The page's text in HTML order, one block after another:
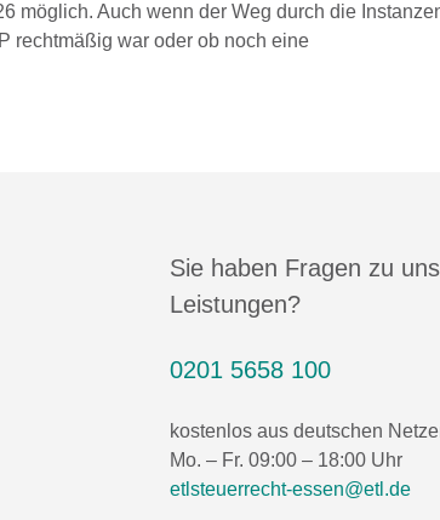
möglich. Auch wenn der Weg durch die
rechtmäßig war oder ob noch eine
Sie haben Fragen zu
Leistungen?
0201 5658 100
kostenlos aus deutschen
Mo. – Fr. 09:00 – 18:00 Uhr
etlsteuerrecht-essen@etl.de